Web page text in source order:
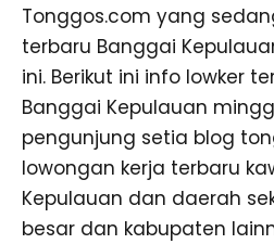
Tonggos.com yang
terbaru Banggai
ini. Berikut ini info lowker
Banggai Kepulauan
pengunjung setia blog
lowongan kerja terbaru
Kepulauan dan daerah
besar dan kabupaten